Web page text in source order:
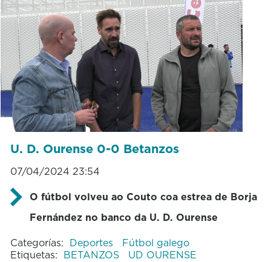
U. D. Ourense 0-0 Betanzos
07/04/2024 23:54
O fútbol volveu ao Couto coa estrea de Borja
Fernández no banco da U. D. Ourense
Categorías: Deportes
Fútbol galego
Etiquetas: BETANZOS UD OURENSE